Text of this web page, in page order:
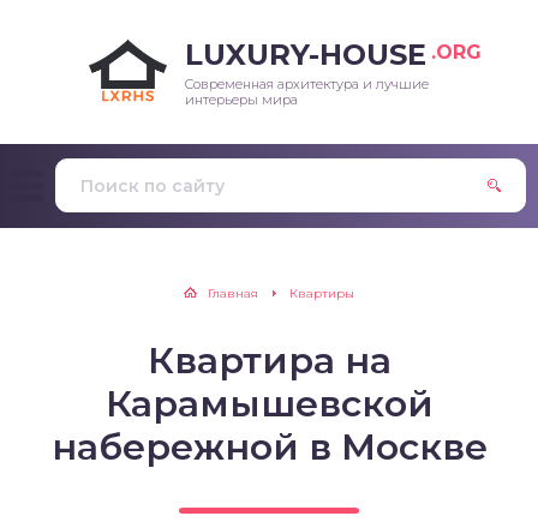
LUXURY-HOUSE .ORG
Современная архитектура и лучшие
интерьеры мира
Главная Квартиры
Квартира на
Карамышевской
набережной в Москве